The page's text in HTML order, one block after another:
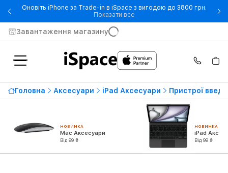
Оновіть iPhone за Trade-in в iSpace з вигодою до 3800 грн.
Показати все- Оновіть iPhone за Trade-in
Завантаження магазину
Головна Аксесуари iPad Аксесуари Пристрої
НОВИНКА
Mac Аксесуари
Від 99 ₴
НОВИНКА
iPad
Від 99 ₴